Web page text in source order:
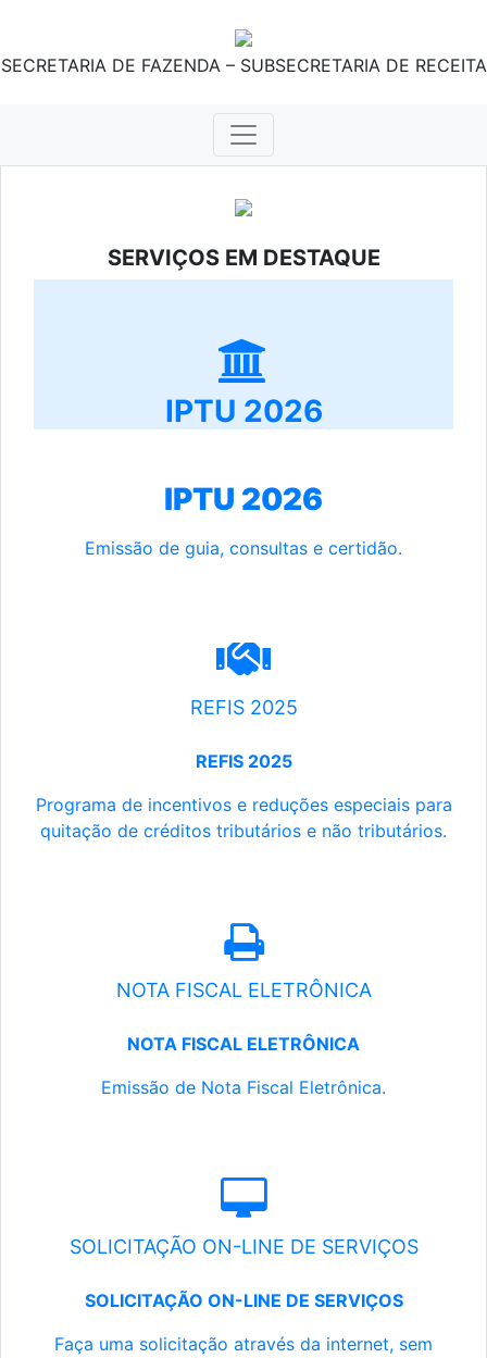
SECRETARIA DE FAZENDA – SUBSECRETARIA DE RECEITA
SERVIÇOS EM DESTAQUE
IPTU 2026
IPTU 2026
Emissão de guia, consultas e certidão.
REFIS 2025
REFIS 2025
Programa de incentivos e reduções especiais para
quitação de créditos tributários e não tributários.
NOTA FISCAL ELETRÔNICA
NOTA FISCAL ELETRÔNICA
Emissão de Nota Fiscal Eletrônica.
SOLICITAÇÃO ON-LINE DE SERVIÇOS
SOLICITAÇÃO ON-LINE DE SERVIÇOS
Faça uma solicitação através da internet, sem